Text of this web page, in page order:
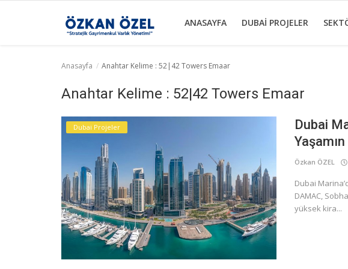
ANASAYFA DUBAI PROJELER
Sektörel Bilgiler
Anasayfa Anahtar Kelime : 52|42 Towers Emaar
Anahtar Kelime : 52|42 Towers Emaar
Dubai Projeler
Dubai
Yaşamın
Özkan ÖZEL
Dubai
DAMAC,
yüksek kira...